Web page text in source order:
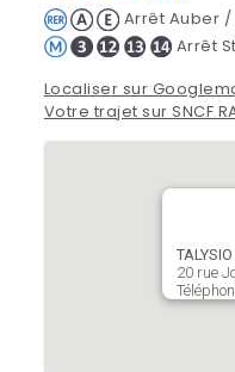
Arrêt Auber /
Arrêt
Localiser sur
Votre trajet sur SNCF
TALYSIO
20 rue